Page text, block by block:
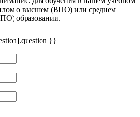
о высшем (ВПО) или среднем
образовании.
}}
через любой удобный